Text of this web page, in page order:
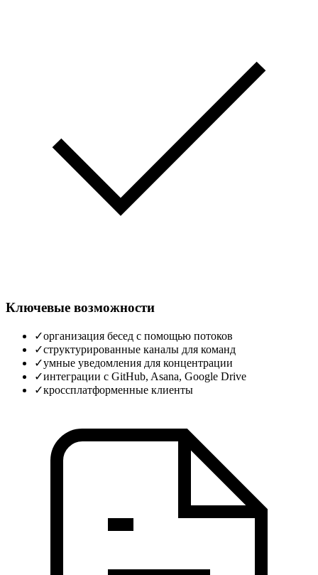
Ключевые возможности
✓организация бесед с помощью потоков
✓структурированные каналы для команд
✓умные уведомления для концентрации
✓интеграции с GitHub, Asana, Google Drive
✓кроссплатформенные клиенты